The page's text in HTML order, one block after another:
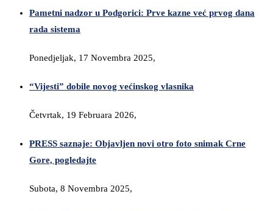
Pametni nadzor u Podgorici: Prve kazne već prvog dana
rada sistema
Ponedjeljak, 17 Novembra 2025,
“Vijesti” dobile novog većinskog vlasnika
Četvrtak, 19 Februara 2026,
PRESS saznaje: Objavljen novi otro foto snimak Crne
Gore, pogledajte
Subota, 8 Novembra 2025,